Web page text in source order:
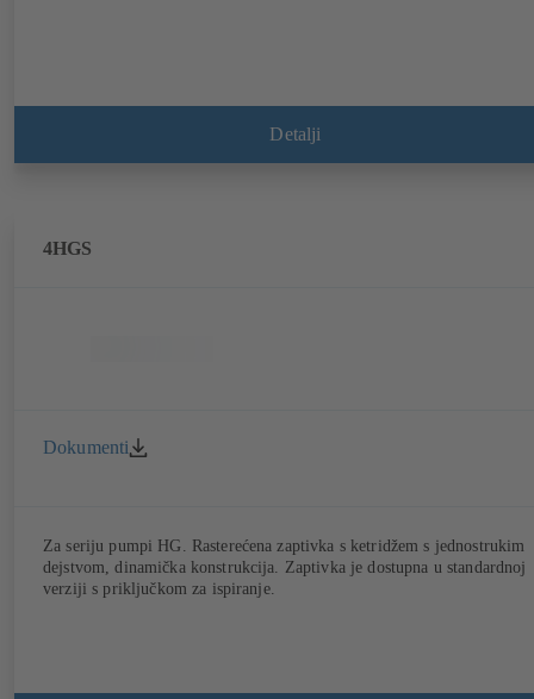
Detalji
4HGS
Dokumenti
Za seriju pumpi HG. Rasterećena zaptivka s ketridžem s jednostrukim
dejstvom, dinamička konstrukcija. Zaptivka je dostupna u standardnoj
verziji s priključkom za ispiranje.